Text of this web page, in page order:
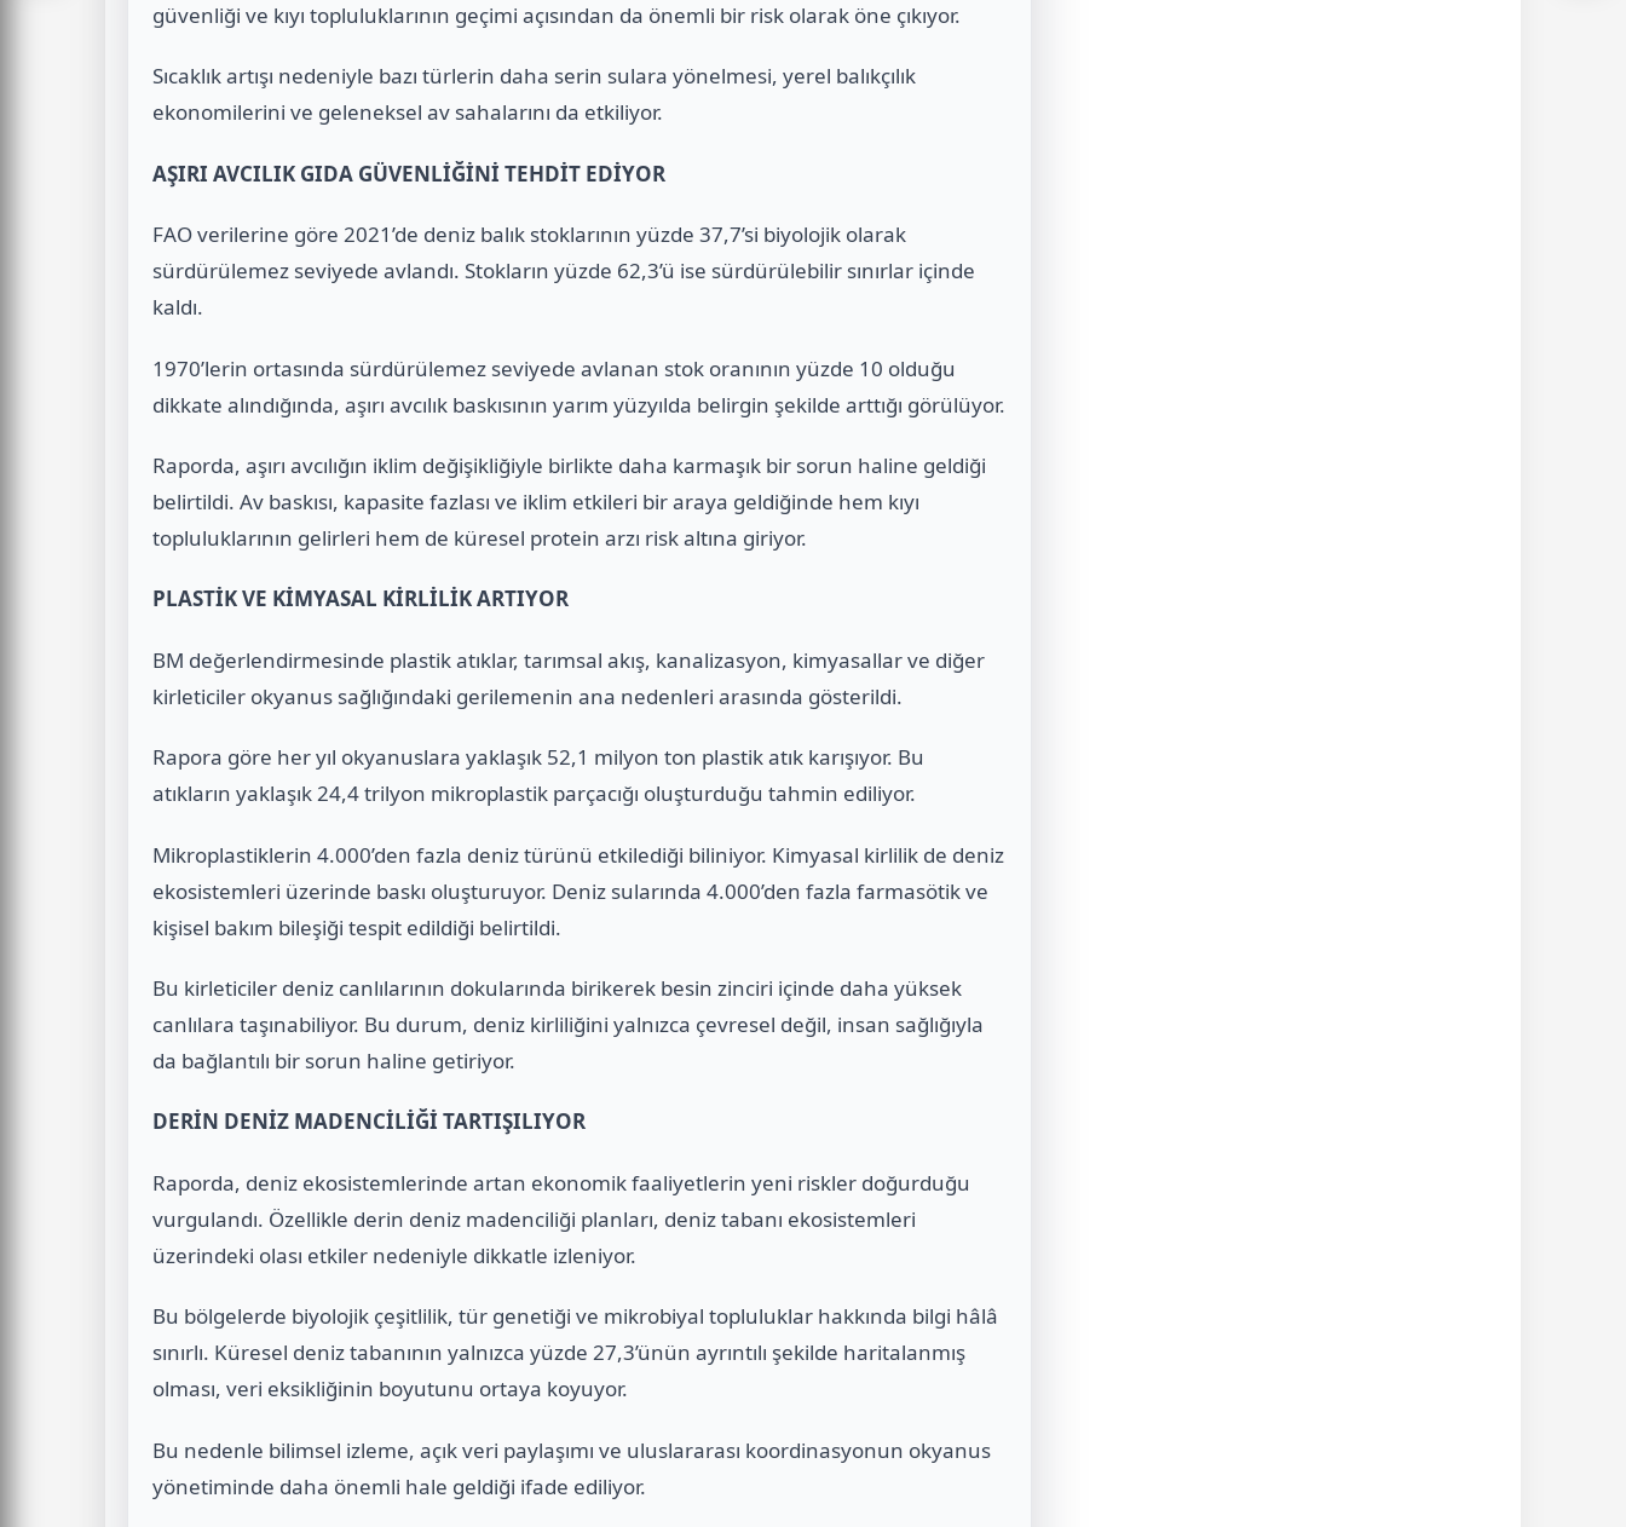
güvenliği ve kıyı topluluklarının geçimi açısından da önemli bir risk olarak öne çıkıyor.
Sıcaklık artışı nedeniyle bazı türlerin daha serin sulara yönelmesi, yerel balıkçılık
ekonomilerini ve geleneksel av sahalarını da etkiliyor.
AŞIRI AVCILIK GIDA GÜVENLİĞİNİ TEHDİT EDİYOR
FAO verilerine göre 2021’de deniz balık stoklarının yüzde 37,7’si biyolojik olarak
sürdürülemez seviyede avlandı. Stokların yüzde 62,3’ü ise sürdürülebilir sınırlar içinde
kaldı.
1970’lerin ortasında sürdürülemez seviyede avlanan stok oranının yüzde 10 olduğu
dikkate alındığında, aşırı avcılık baskısının yarım yüzyılda belirgin şekilde arttığı görülüyor.
Raporda, aşırı avcılığın iklim değişikliğiyle birlikte daha karmaşık bir sorun haline geldiği
belirtildi. Av baskısı, kapasite fazlası ve iklim etkileri bir araya geldiğinde hem kıyı
topluluklarının gelirleri hem de küresel protein arzı risk altına giriyor.
PLASTİK VE KİMYASAL KİRLİLİK ARTIYOR
BM değerlendirmesinde plastik atıklar, tarımsal akış, kanalizasyon, kimyasallar ve diğer
kirleticiler okyanus sağlığındaki gerilemenin ana nedenleri arasında gösterildi.
Rapora göre her yıl okyanuslara yaklaşık 52,1 milyon ton plastik atık karışıyor. Bu
atıkların yaklaşık 24,4 trilyon mikroplastik parçacığı oluşturduğu tahmin ediliyor.
Mikroplastiklerin 4.000’den fazla deniz türünü etkilediği biliniyor. Kimyasal kirlilik de deniz
ekosistemleri üzerinde baskı oluşturuyor. Deniz sularında 4.000’den fazla farmasötik ve
kişisel bakım bileşiği tespit edildiği belirtildi.
Bu kirleticiler deniz canlılarının dokularında birikerek besin zinciri içinde daha yüksek
canlılara taşınabiliyor. Bu durum, deniz kirliliğini yalnızca çevresel değil, insan sağlığıyla
da bağlantılı bir sorun haline getiriyor.
DERİN DENİZ MADENCİLİĞİ TARTIŞILIYOR
Raporda, deniz ekosistemlerinde artan ekonomik faaliyetlerin yeni riskler doğurduğu
vurgulandı. Özellikle derin deniz madenciliği planları, deniz tabanı ekosistemleri
üzerindeki olası etkiler nedeniyle dikkatle izleniyor.
Bu bölgelerde biyolojik çeşitlilik, tür genetiği ve mikrobiyal topluluklar hakkında bilgi hâlâ
sınırlı. Küresel deniz tabanının yalnızca yüzde 27,3’ünün ayrıntılı şekilde haritalanmış
olması, veri eksikliğinin boyutunu ortaya koyuyor.
Bu nedenle bilimsel izleme, açık veri paylaşımı ve uluslararası koordinasyonun okyanus
yönetiminde daha önemli hale geldiği ifade ediliyor.